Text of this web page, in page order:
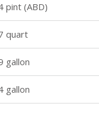
pint (ABD)
quart
gallon
gallon